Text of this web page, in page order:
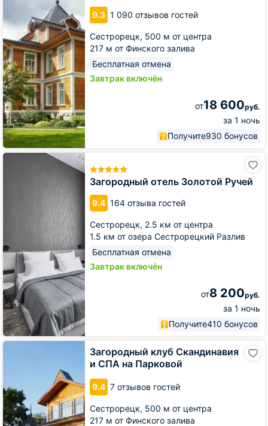
9.3 1 090 отзывов гостей
Сестрорецк, 500 м от центра
217 м от Финского залива
Бесплатная отмена
Завтрак включён
от18 600руб.
за 1 ночь
Получите930 бонусов
Загородный отель Золотой Ручей
9.4 164 отзыва гостей
Сестрорецк, 2.5 км от центра
1.5 км от озера Сестрорецкий Разлив
Бесплатная отмена
Завтрак включён
от8 200руб.
за 1 ночь
Получите410 бонусов
Загородный
Загородный клуб Скандинавия
и СПА на Парковой
9.4 7 отзывов гостей
Сестрорецк, 500 м от центра
217 м от Финского залива
Загородный
СПА
на
Парковой